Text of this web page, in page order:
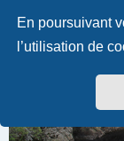
En poursuivant
l’utilisation de